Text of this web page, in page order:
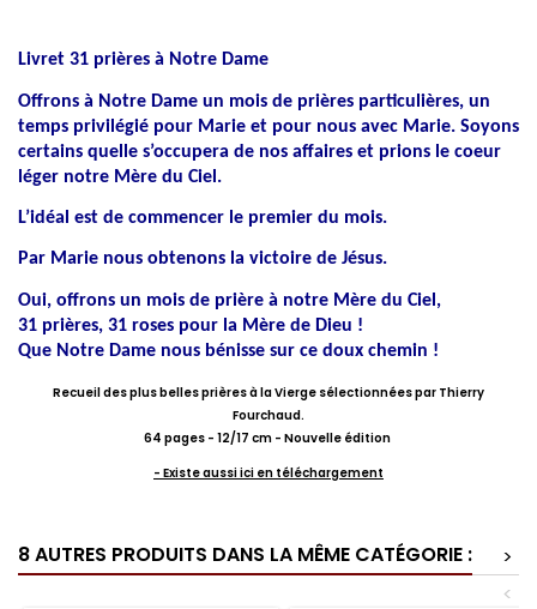
Livret 31 prières à Notre Dame
Offrons à Notre Dame un mois de prières particulières, un
temps privilégié pour Marie et pour nous avec Marie. Soyons
certains quelle s’occupera de nos affaires et prions le coeur
léger notre Mère du Ciel.
L’idéal est de commencer le premier du mois.
Par Marie nous obtenons la victoire de Jésus.
Oui, offrons un mois de prière à notre Mère du Ciel,
31 prières, 31 roses pour la Mère de Dieu !
Que Notre Dame nous bénisse sur ce doux chemin !
Recueil des plus belles prières à la Vierge sélectionnées par Thierry
Fourchaud.
64 pages - 12/17 cm - Nouvelle édition
- Existe aussi ici en téléchargement
8 AUTRES PRODUITS DANS LA MÊME CATÉGORIE :
>
<